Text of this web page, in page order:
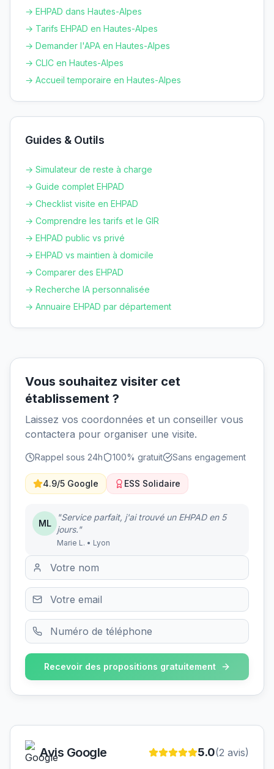
→ EHPAD dans Hautes-Alpes
→ Tarifs EHPAD en Hautes-Alpes
→ Demander l'APA en Hautes-Alpes
→ CLIC en Hautes-Alpes
→ Accueil temporaire en Hautes-Alpes
Guides & Outils
→ Simulateur de reste à charge
→ Guide complet EHPAD
→ Checklist visite en EHPAD
→ Comprendre les tarifs et le GIR
→ EHPAD public vs privé
→ EHPAD vs maintien à domicile
→ Comparer des EHPAD
→ Recherche IA personnalisée
→ Annuaire EHPAD par département
Vous souhaitez visiter cet
établissement ?
Laissez vos coordonnées et un conseiller vous
contactera pour organiser une visite.
Rappel sous 24h 100% gratuit Sans engagement
4.9/5 Google ESS Solidaire
ML
"Service parfait, j'ai trouvé un EHPAD en 5
jours."
Marie L. • Lyon
Recevoir des propositions gratuitement
Avis Google 5.0(2 avis)